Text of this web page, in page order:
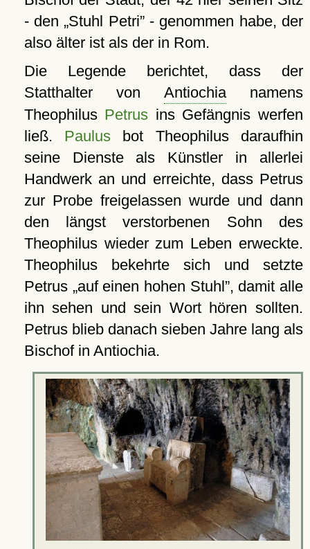
- den Stuhl Petri - genommen habe, der
also älter ist als der in Rom.
Die Legende berichtet, dass der
Statthalter von Antiochianamens
Theophilus Petrus ins Gefängnis werfen
ließ. Paulus bot Theophilus daraufhin
seine Dienste als Künstler in allerlei
Handwerk an und erreichte, dass Petrus
zur Probe freigelassen wurde und dann
den längst verstorbenen Sohn des
Theophilus wieder zum Leben erweckte.
Theophilus bekehrte sich und setzte
Petrus auf einen hohen Stuhl , damit alle
ihn sehen und sein Wort hören sollten.
Petrus blieb danach sieben Jahre lang als
Bischof in Antiochia.